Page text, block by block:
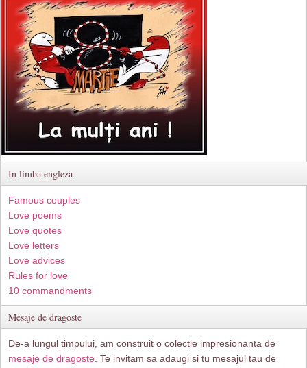
In limba engleza
Famous couples
Love poems
Love quotes
Love letters
Love advices
Rules for love
10 commandments
Mesaje de dragoste
De-a lungul timpului, am construit o colectie impresionanta de
mesaje de dragoste . Te invitam sa adaugi si tu mesajul tau de